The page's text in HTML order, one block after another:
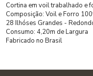
Cortina em voil trabalhado e
Composição: Voil e Forro
28 Ilhóses Grandes -
Consumo: 4,20m de Largura
Fabricado no Brasil